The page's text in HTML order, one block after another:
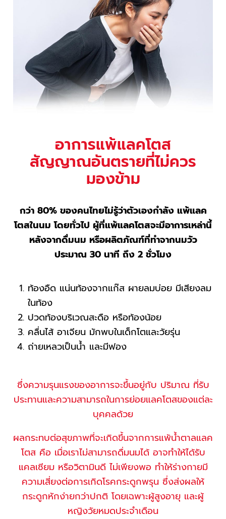
อาการแพ้แลคโตส
สัญญาณอันตรายที่ไม่ควร
มองข้าม
กว่า 80% ของคนไทยไม่รู้ว่าตัวเองกำลัง แพ้แลค
โตสในนม โดยทั่วไป ผู้ที่แพ้แลคโตสจะมีอาการเหล่านี้
หลังจากดื่มนม หรือผลิตภัณฑ์ที่ทำจากนมวัว
ประมาณ 30 นาที ถึง 2 ชั่วโมง
ท้องอืด แน่นท้องจากแก๊ส ผายลมบ่อย มีเสียงลม
ในท้อง
ปวดท้องบริเวณสะดือ หรือท้องน้อย
คลื่นไส้ อาเจียน มักพบในเด็กโตและวัยรุ่น
ถ่ายเหลวเป็นน้ำ และมีฟอง
ซึ่งความรุนแรงของอาการจะขึ้นอยู่กับ ปริมาณ ที่รับ
ประทานและความสามารถในการย่อยแลคโตสของแต่ละ
บุคคลด้วย
ผลกระทบต่อสุขภาพที่จะเกิดขึ้นจากการแพ้น้ำตาลแลค
โตส คือ เมื่อเราไม่สามารถดื่มนมได้ อาจทำให้ได้รับ
แคลเซียม หรือวิตามินดี ไม่เพียงพอ ทำให้ร่างกายมี
ความเสี่ยงต่อการเกิดโรคกระดูกพรุน ซึ่งส่งผลให้
กระดูกหักง่ายกว่าปกติ โดยเฉพาะผู้สูงอายุ และผู้
หญิงวัยหมดประจำเดือน